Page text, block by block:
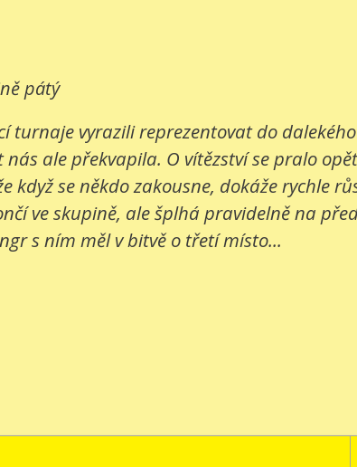
pátý
turnaje vyrazili reprezentovat do
ale překvapila. O vítězství se pralo
když se někdo zakousne, dokáže rychle
ve skupině, ale šplhá pravidelně na
s ním měl v bitvě o třetí místo...